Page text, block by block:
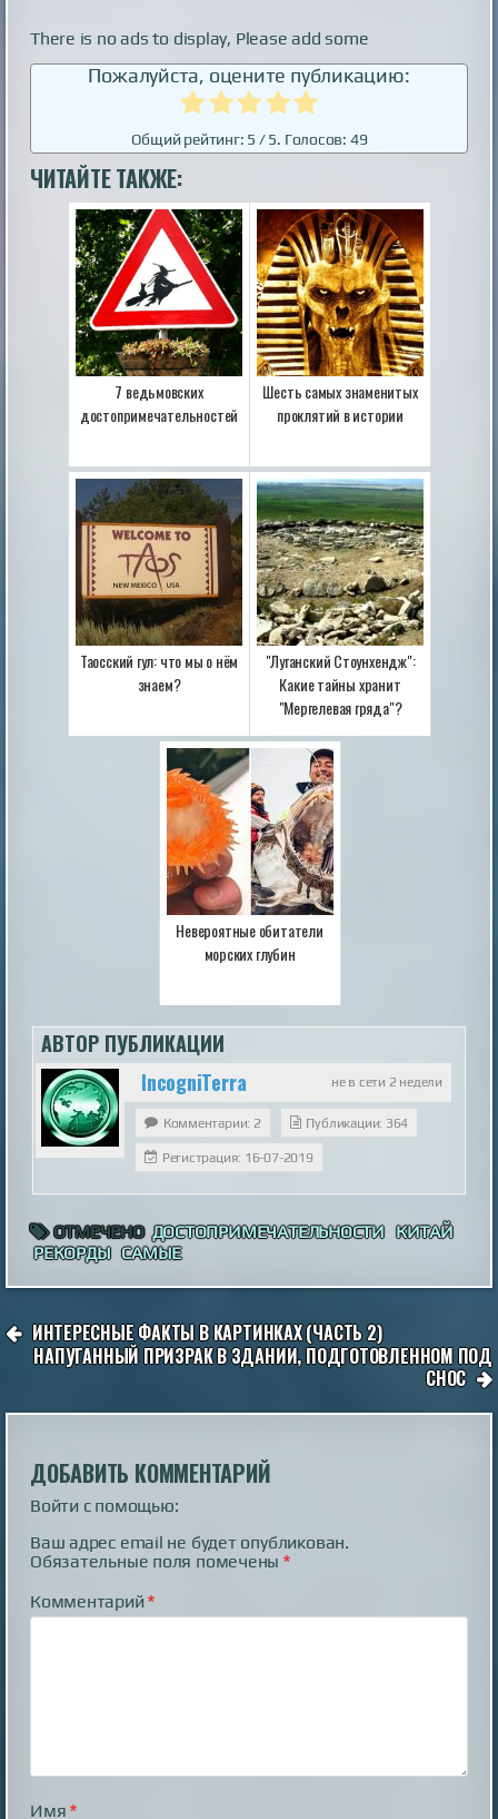
There is no ads to display, Please add some
Пожалуйста, оцените публикацию:
Общий рейтинг: 5 / 5. Голосов: 49
ЧИТАЙТЕ ТАКЖЕ:
7 ведьмовских
достопримечательностей
Шесть самых знаменитых
проклятий в истории
Таосский гул: что мы о нём
знаем?
"Луганский Стоунхендж":
Какие тайны хранит
"Мергелевая гряда"?
Невероятные обитатели
морских глубин
АВТОР ПУБЛИКАЦИИ
не в сети 2 недели
IncogniTerra
Комментарии: 2 Публикации: 364
Регистрация: 16-07-2019
ОТМЕЧЕНО ДОСТОПРИМЕЧАТЕЛЬНОСТИ КИТАЙ
РЕКОРДЫ САМЫЕ
НАВИГАЦИЯ
ПО
ИНТЕРЕСНЫЕ ФАКТЫ В КАРТИНКАХ (ЧАСТЬ 2)
НАПУГАННЫЙ ПРИЗРАК В ЗДАНИИ, ПОДГОТОВЛЕННОМ ПОД
СНОС
ДОБАВИТЬ КОММЕНТАРИЙ
Войти с помощью:
Ваш адрес email не будет опубликован.
Обязательные поля помечены*
Комментарий*
Имя*